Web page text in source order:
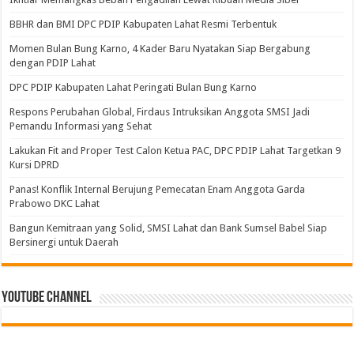
BBHR dan BMI DPC PDIP Kabupaten Lahat Resmi Terbentuk
Momen Bulan Bung Karno, 4 Kader Baru Nyatakan Siap Bergabung
dengan PDIP Lahat
DPC PDIP Kabupaten Lahat Peringati Bulan Bung Karno
Respons Perubahan Global, Firdaus Intruksikan Anggota SMSI Jadi
Pemandu Informasi yang Sehat
Lakukan Fit and Proper Test Calon Ketua PAC, DPC PDIP Lahat Targetkan 9
Kursi DPRD
Panas! Konflik Internal Berujung Pemecatan Enam Anggota Garda
Prabowo DKC Lahat
Bangun Kemitraan yang Solid, SMSI Lahat dan Bank Sumsel Babel Siap
Bersinergi untuk Daerah
Youtube Channel